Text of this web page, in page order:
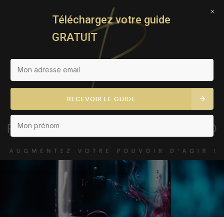
RENOUVEAU PRO PERSO
N
I
T
Téléchargez votre guide
GRATUIT
RECEVOIR LE GUIDE